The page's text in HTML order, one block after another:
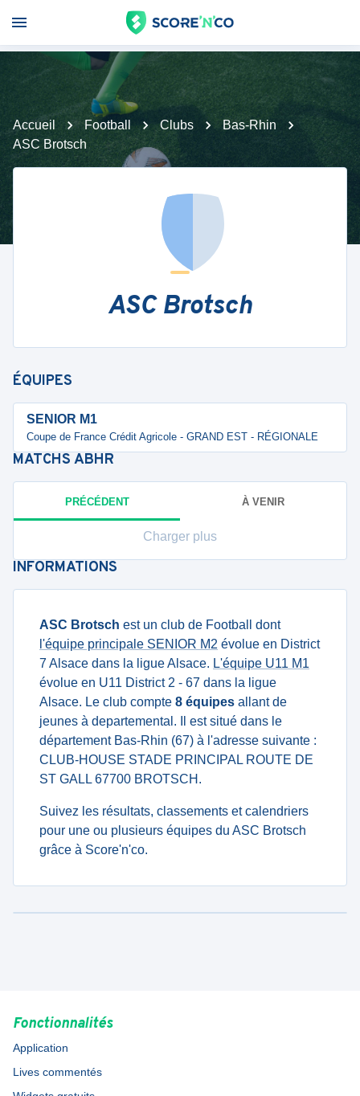
Accueil Football Clubs
Bas-Rhin
ASC Brotsch
ASC Brotsch
ÉQUIPES
SENIOR M1
Coupe de France Crédit Agricole - GRAND EST - RÉGIONALE
MATCHS ABHR
PRÉCÉDENT À VENIR
Charger plus
INFORMATIONS
ASC Brotsch est un club de Football dont
l'équipe principale SENIOR M2 évolue en District
7 Alsace dans la ligue Alsace. L'équipe U11 M1
évolue en U11 District 2 - 67 dans la ligue
Alsace. Le club compte 8 équipes allant de
jeunes à departemental. Il est situé dans le
département Bas-Rhin (67) à l'adresse suivante :
CLUB-HOUSE STADE PRINCIPAL ROUTE DE
ST GALL 67700 BROTSCH.
Suivez les résultats, classements et calendriers
pour une ou plusieurs équipes du ASC Brotsch
grâce à Score'n'co.
Fonctionnalités
Application
Lives commentés